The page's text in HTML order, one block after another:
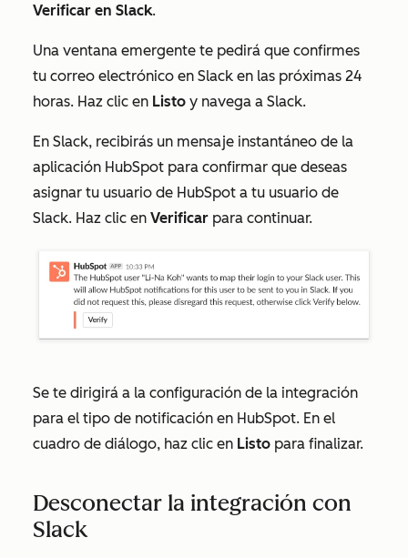
Verificar en Slack.
Una ventana emergente te pedirá que confirmes
tu correo electrónico en Slack en las próximas 24
horas. Haz clic en Listo y navega a Slack.
En Slack, recibirás un mensaje instantáneo de la
aplicación HubSpot para confirmar que deseas
asignar tu usuario de HubSpot a tu usuario de
Slack. Haz clic en Verificar para continuar.
Se te dirigirá a la configuración de la integración
para el tipo de notificación en HubSpot. En el
cuadro de diálogo, haz clic en Listo para finalizar.
Desconectar la integración con
Slack